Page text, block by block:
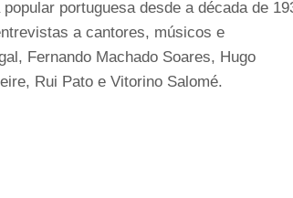
portuguesa desde a década de
a cantores, músicos e
Fernando Machado Soares, Hugo
Rui Pato e Vitorino Salomé.